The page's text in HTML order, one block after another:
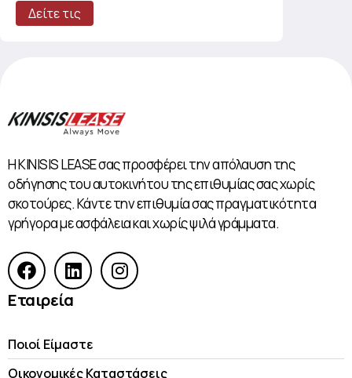
Δείτε τις
Η KINISIS LEASE σας προσφέρει την απόλαυση της
οδήγησης του αυτοκινήτου της επιθυμίας σας χωρίς
σκοτούρες. Κάντε την επιθυμία σας πραγματικότητα
γρήγορα με ασφάλεια και χωρίς ψιλά γράμματα.
Εταιρεία
Ποιοί Είμαστε
Οικονομικές Kαταστάσεις